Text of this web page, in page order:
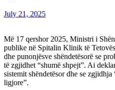
July 21, 2025
Më 17 qershor 2025, Ministri i
publike në Spitalin Klinik të
dhe punonjësve shëndetësorë se
të zgjidhet “shumë shpejt”. Ai
sistemit shëndetësor dhe se
ligjore”.